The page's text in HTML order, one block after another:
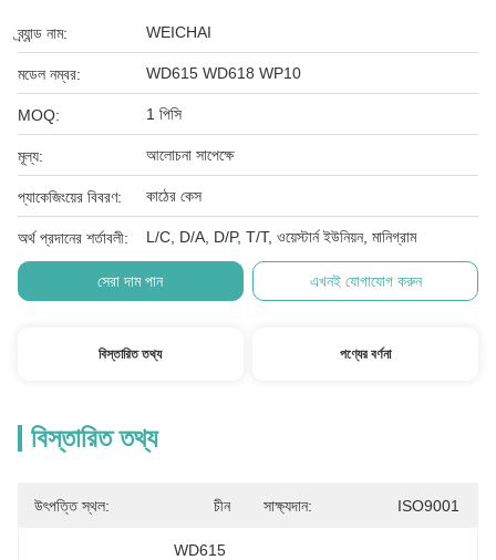
ব্র্যান্ড নাম: WEICHAI
মডেল নম্বর: WD615 WD618 WP10
MOQ: 1 পিসি
মূল্য: আলোচনা সাপেক্ষে
প্যাকেজিংয়ের বিবরণ: কাঠের কেস
অর্থ প্রদানের শর্তাবলী: L/C, D/A, D/P, T/T, ওয়েস্টার্ন ইউনিয়ন, মানিগ্রাম
সেরা দাম পান এখনই যোগাযোগ করুন
বিস্তারিত তথ্য পণ্যের বর্ণনা
বিস্তারিত তথ্য
উৎপত্তি স্থল: চীন সাক্ষ্যদান: ISO9001
WD615